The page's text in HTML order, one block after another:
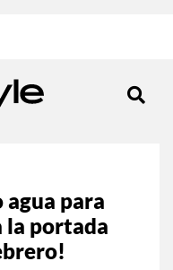
agua para
la portada